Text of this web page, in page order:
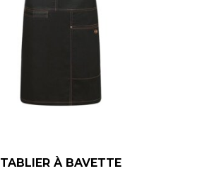
TABLIER À BAVETTE